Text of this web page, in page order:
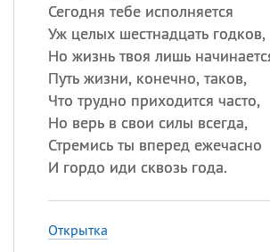
Сегодня тебе исполняется
Уж целых шестнадцать годков,
Но жизнь твоя лишь
Путь жизни, конечно, таков,
Что трудно приходится часто,
Но верь в свои силы всегда,
Стремись ты вперед ежечасно
И гордо иди сквозь года.
Открытка
Бояка
ИМЕНА
Сегодня
Анатолий